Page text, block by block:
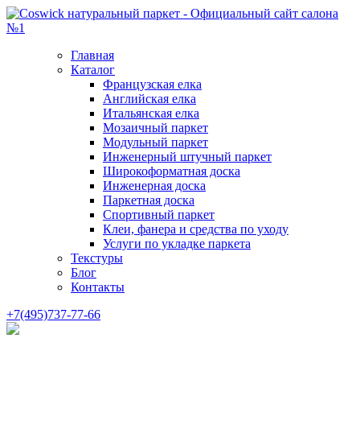
Главная
Каталог
Французская елка
Английская елка
Итальянская елка
Мозаичный паркет
Модульный паркет
Инженерный штучный паркет
Широкоформатная доска
Инженерная доска
Паркетная доска
Спортивный паркет
Клеи, фанера и средства по уходу
Услуги по укладке паркета
Текстуры
Блог
Контакты
+7(495)737-77-66